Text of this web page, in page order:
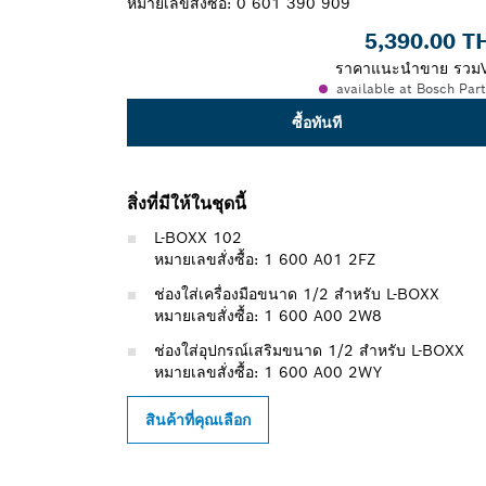
5,390.00
ราคาแนะนำขาย รวม
available at Bosch
ซื้อทันที
สิ่งที่มีให้ในชุดนี้
L-BOXX 102
หมายเลขสั่งซื้อ: 1 600 A01 2FZ
ช่องใส่เครื่องมือขนาด 1/2 สำหรับ L-BOXX
หมายเลขสั่งซื้อ: 1 600 A00 2W8
ช่องใส่อุปกรณ์เสริมขนาด 1/2 สำหรับ L-BOXX
หมายเลขสั่งซื้อ: 1 600 A00 2WY
สินค้าที่คุณเลือก